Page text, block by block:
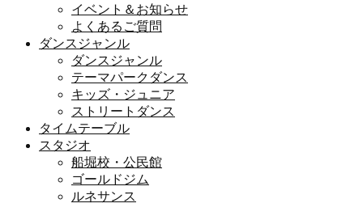
イベント＆お知らせ
よくあるご質問
ダンスジャンル
ダンスジャンル
テーマパークダンス
キッズ・ジュニア
ストリートダンス
タイムテーブル
スタジオ
船堀校・公民館
ゴールドジム
ルネサンス